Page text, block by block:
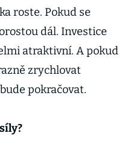
roste. Pokud se
dál. Investice
atraktivní. A pokud
zrychlovat
pokračovat.